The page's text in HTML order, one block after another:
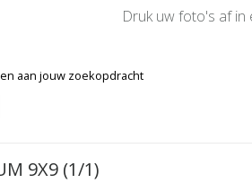
Druk uw foto's af in
aan jouw zoekopdracht
9X9 (1/1)